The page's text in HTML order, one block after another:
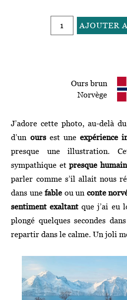
AJOUTER
t
e
:
Ours brun
Norvège
J’adore cette photo, au-delà
d’un oursest uneexpérience
presque une illustration.
sympathique etpresque humain
parler comme s’il allait nous
dans unefable ou un conte
sentiment exaltant que j’ai eu
plongé quelques secondes
repartir dans le calme. Un joli